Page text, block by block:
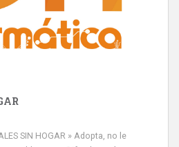
SIN HOGAR » Adopta, no le